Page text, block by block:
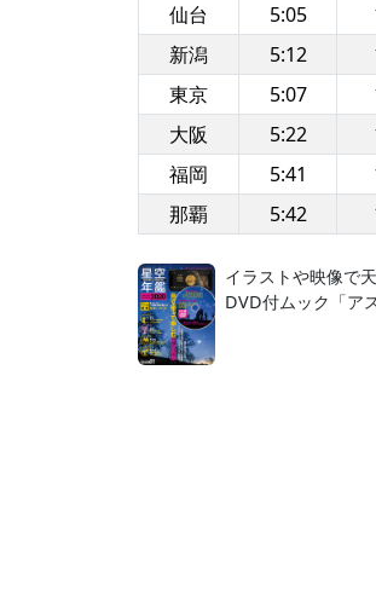
仙台
5:05
新潟
5:12
東京
5:07
大阪
5:22
福岡
5:41
那覇
5:42
イラストや映像で
DVD付ムック「ア